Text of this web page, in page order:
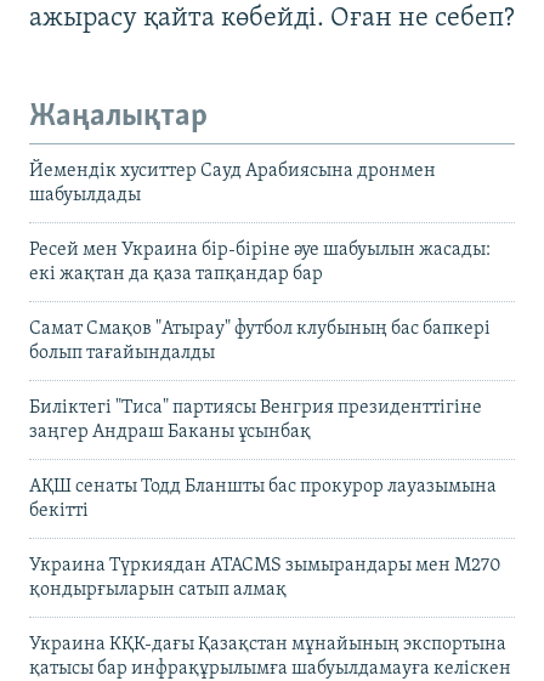
ажырасу қайта көбейді. Оған не себеп?
Жаңалықтар
Йемендік хуситтер Сауд Арабиясына дронмен
шабуылдады
Ресей мен Украина бір-біріне әуе шабуылын жасады:
екі жақтан да қаза тапқандар бар
Самат Смақов "Атырау" футбол клубының бас бапкері
болып тағайындалды
Биліктегі "Тиса" партиясы Венгрия президенттігіне
заңгер Андраш Баканы ұсынбақ
АҚШ сенаты Тодд Бланшты бас прокурор лауазымына
бекітті
Украина Түркиядан ATACMS зымырандары мен M270
қондырғыларын сатып алмақ
Украина КҚК-дағы Қазақстан мұнайының экспортына
қатысы бар инфрақұрылымға шабуылдамауға келіскен